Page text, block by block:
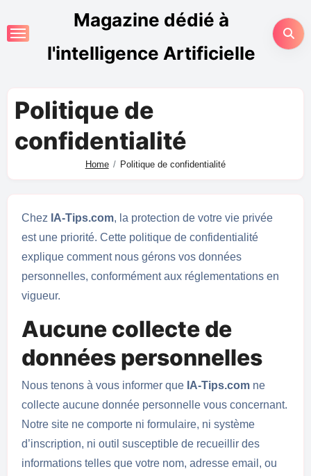
Magazine dédié à
l'intelligence Artificielle
Politique de
confidentialité
Home Politique de confidentialité
Chez IA-Tips.com, la protection de votre vie privée
est une priorité. Cette politique de confidentialité
explique comment nous gérons vos données
personnelles, conformément aux réglementations en
vigueur.
Aucune collecte de
données personnelles
Nous tenons à vous informer que IA-Tips.comne
collecte aucune donnée personnelle vous concernant.
Notre site ne comporte ni formulaire, ni système
d’inscription, ni outil susceptible de recueillir des
informations telles que votre nom, adresse email, ou